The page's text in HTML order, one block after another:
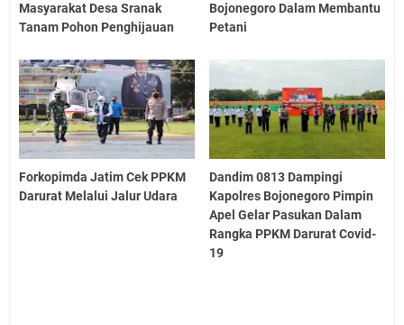
Masyarakat Desa Sranak
Tanam Pohon Penghijauan
Bojonegoro Dalam Membantu
Petani
Forkopimda Jatim Cek PPKM
Darurat Melalui Jalur Udara
Dandim 0813 Dampingi
Kapolres Bojonegoro Pimpin
Apel Gelar Pasukan Dalam
Rangka PPKM Darurat Covid-
19